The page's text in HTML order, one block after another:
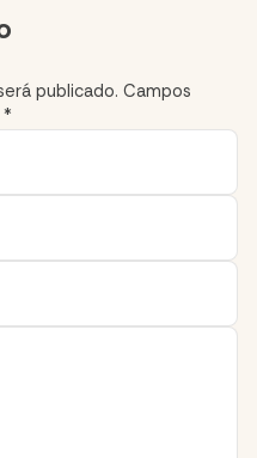
publicado. Campos
*